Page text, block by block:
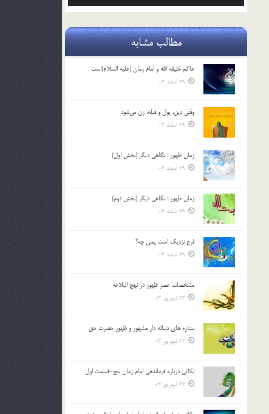
یا
صدا
کلیدهای
مطالب مشابه
حاکم خليفه الله و امام زمان (علیه السلام)است
29 اسفند 03
وقتی دین، پول و قبله، زن می‌شود
29 اسفند 03
زمان ظهور ؛ نگاهی دیگر (بخش اول)
29 اسفند 03
زمان ظهور ؛ نگاهی دیگر (بخش دوم)
29 اسفند 03
فرج نزدیک است یعنی چه؟
29 اسفند 03
مشخصات عصر ظهور در نهج البلاغه
22 شهریور 03
ستاره های دنباله دار مشهور و ظهور حضرت حق
22 شهریور 03
نکاتى درباره فرماندهى امام زمان عج-قسمت اول
22 شهریور 03